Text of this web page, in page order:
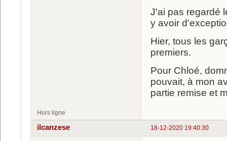
J'ai pas regardé
y avoir
Hier, tous les
premiers.
Pour Chloé,
pouvait, à mon
partie remise et
Hors ligne
18-12-2020 19:40:30
ilcanzese